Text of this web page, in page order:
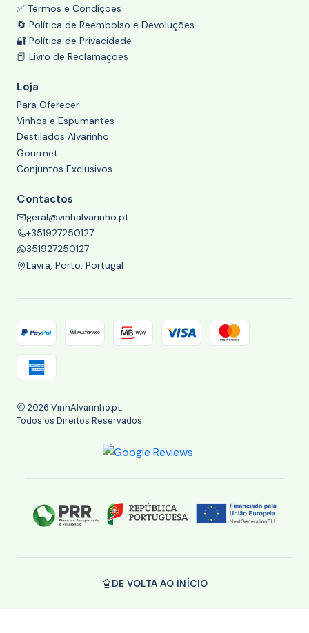
✅ Termos e Condições
🔄 Política de Reembolso e Devoluções
🔐 Política de Privacidade
📕 Livro de Reclamações
Loja
Para Oferecer
Vinhos e Espumantes
Destilados Alvarinho
Gourmet
Conjuntos Exclusivos
Contactos
geral@vinhalvarinho.pt
+351927250127
351927250127
Lavra, Porto, Portugal
2026 VinhAlvarinho.pt.
Todos os Direitos Reservados.
DE VOLTA AO INÍCIO